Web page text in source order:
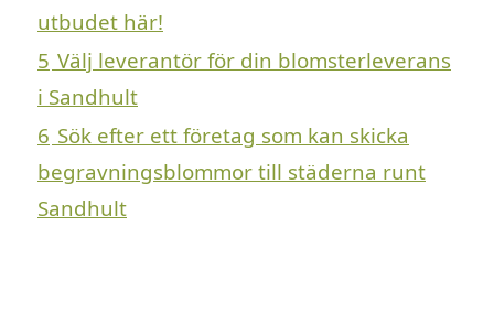
utbudet här!
5 Välj leverantör för din blomsterleverans
i Sandhult
6 Sök efter ett företag som kan skicka
begravningsblommor till städerna runt
Sandhult